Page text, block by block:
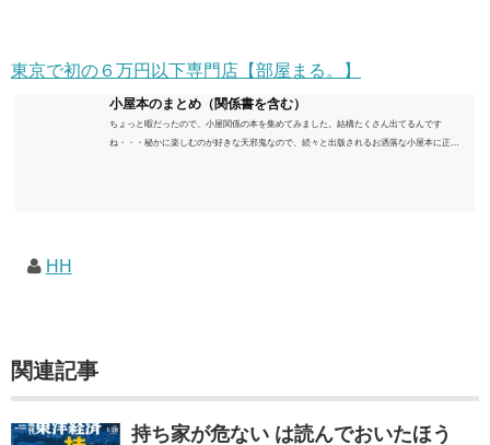
東京で初の６万円以下専門店【部屋まる。】
小屋本のまとめ（関係書を含む）
ちょっと暇だったので、小屋関係の本を集めてみました。結構たくさん出てるんです
ね・・・秘かに楽しむのが好きな天邪鬼なので、続々と出版されるお洒落な小屋本に正直
HH
関連記事
持ち家が危ない は読んでおいたほう